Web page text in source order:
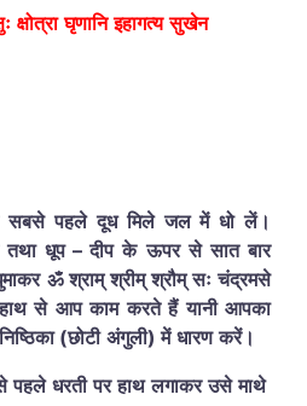
क्षोत्रा घृणानि इहागत्य सुखेन
सबसे पहले दूध मिले जल में धो लें।
तथा धूप–दीप के ऊपर से सात बार
ॐ श्राम् श्रीम् श्रौम् सः चंद्रमसे
से आप काम करते हैं यानी आपका
(छोटी अंगुली)में धारण करें।
पहले धरती पर हाथ लगाकर उसे माथे